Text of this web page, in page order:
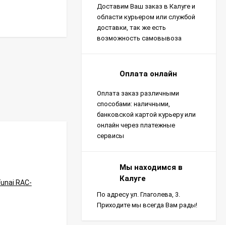
ИНВЕРТОР
Доставим Ваш заказ в Калуге и
области курьером или службой
доставки, так же есть
возможность самовывоза
Оплата онлайн
Оплата заказ различными
способами: наличными,
банковской картой курьеру или
онлайн через платежные
сервисы
Мы находимся в
Калуге
По адресу ул. Глаголева, 3.
Приходите мы всегда Вам рады!